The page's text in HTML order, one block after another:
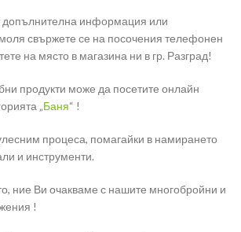
допълнителна информация или
свържете се на посочения телефонен
на място в магазина ни в гр. Разград!
продукти може да посетите онлайн
„Баня“ !
процеса, помагайки в намирането
и инструменти.
ние Ви очакваме с нашите многобройни и
!